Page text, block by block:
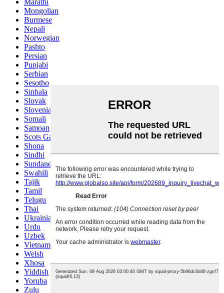
Marathi
Mongolian
Burmese
Nepali
Norwegian
Pashto
Persian
Punjabi
Serbian
Sesotho
Sinhala
Slovak
Slovenian
Somali
Samoan
Scots Gaelic
Shona
Sindhi
Sundanese
Swahili
Tajik
Tamil
Telugu
Thai
Ukrainian
Urdu
Uzbek
Vietnamese
Welsh
Xhosa
Yiddish
Yoruba
Zulu